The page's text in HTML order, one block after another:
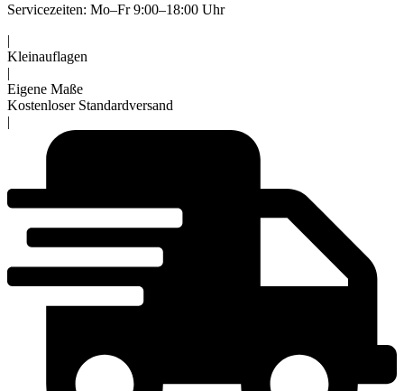
Servicezeiten: Mo–Fr 9:00–18:00 Uhr
|
Kleinauflagen
|
Eigene Maße
Kostenloser Standardversand
|